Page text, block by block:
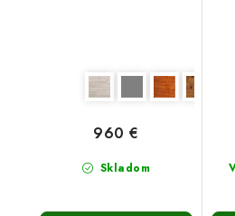
Skladom
960 €